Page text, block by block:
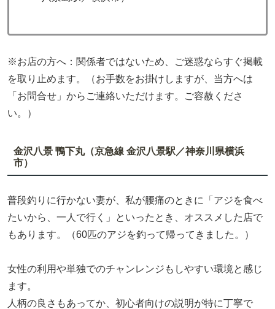
※お店の方へ：関係者ではないため、ご迷惑ならすぐ掲載
を取り止めます。（お手数をお掛けしますが、当方へは
「お問合せ」からご連絡いただけます。ご容赦くださ
い。）
金沢八景 鴨下丸（京急線 金沢八景駅／神奈川県横浜
市）
普段釣りに行かない妻が、私が腰痛のときに「アジを食べ
たいから、一人で行く」といったとき、オススメした店で
もあります。（60匹のアジを釣って帰ってきました。）
女性の利用や単独でのチャンレンジもしやすい環境と感じ
ます。
人柄の良さもあってか、初心者向けの説明が特に丁寧で